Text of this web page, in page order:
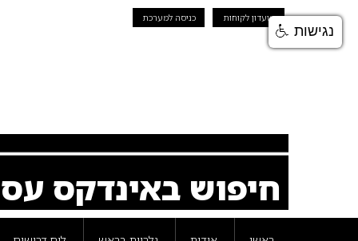
מועדון לקוחות כניסה למערכת
חיפוש באינדקס
נגישות